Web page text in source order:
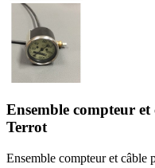
Ensemble compteur
Terrot
Ensemble compteur et câble